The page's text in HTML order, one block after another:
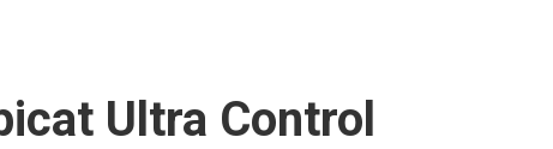
Ultra Control